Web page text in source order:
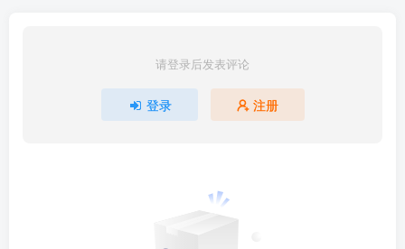
请登录后发表评论
登录 注册